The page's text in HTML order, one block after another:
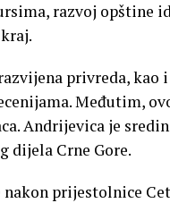
razvoj opštine
privreda,
Međutim,
Andrijevica je
dijela Crne Gore.
nakon prijestolnice